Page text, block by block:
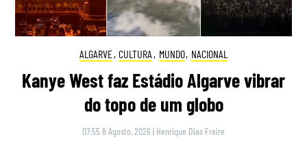
ALGARVE, CULTURA , MUNDO, NACIONAL
Kanye West faz Estádio Algarve vibrar
do topo de um globo
07:55 8 Agosto, 2026 | Henrique Dias Freire